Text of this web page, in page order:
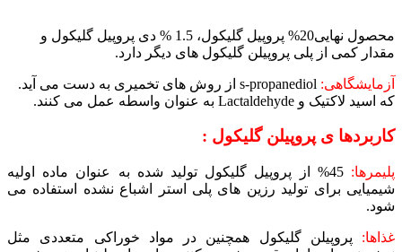
محصول نهایی20% پروپیل گلیکول، 1.5 % دی پروپیل گلیکول و
مقدار کمی از پلی پروپیلن گلیکول های دیگر دارد.
آزمایشگاهی:
s-propanediol از روش های تخمیری به دست می آید.
که اسید لاکتیک و Lactaldehyde به عنوان واسطه عمل می کنند.
کاربردها ی پروپیلن گلیکول :
پلیمرها:
45% از پروپیل گلیکول تولید شده به عنوان ماده اولیه
شیمیایی برای تولید رزین های پلی استر اشباع نشده استفاده می
شود.
غذاها: پروپیلن گلیکول همچنین در مواد خوراکی متعددی مثل